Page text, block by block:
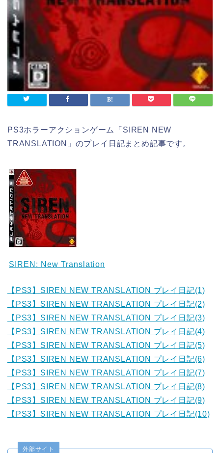
PS3ホラーアクションゲーム「SIREN NEW
TRANSLATION」のプレイ日記まとめ記事です。
SIREN: New Translation
【PS3】SIREN NEW TRANSLATION プレイ日記(1)
【PS3】SIREN NEW TRANSLATION プレイ日記(2)
【PS3】SIREN NEW TRANSLATION プレイ日記(3)
【PS3】SIREN NEW TRANSLATION プレイ日記(4)
【PS3】SIREN NEW TRANSLATION プレイ日記(5)
【PS3】SIREN NEW TRANSLATION プレイ日記(6)
【PS3】SIREN NEW TRANSLATION プレイ日記(7)
【PS3】SIREN NEW TRANSLATION プレイ日記(8)
【PS3】SIREN NEW TRANSLATION プレイ日記(9)
【PS3】SIREN NEW TRANSLATION プレイ日記(10)
外部サイト